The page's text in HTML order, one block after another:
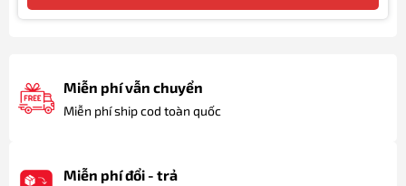
Miễn phí vẫn chuyển
Miễn phí ship cod toàn quốc
Miễn phí đổi - trả